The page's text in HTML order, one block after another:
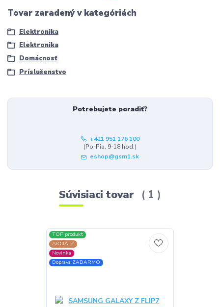
Tovar zaradený v kategóriách
Elektronika
Elektronika
Domácnosť
Príslušenstvo
Potrebujete poradiť?
+421 951 176 100
(Po-Pia, 9-18 hod.)
eshop@gsm1.sk
Súvisiaci tovar 1
TOP produkt
AKCIA ✅
Novinka
Doprava ZADARMO